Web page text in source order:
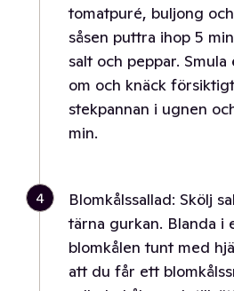
tomatpuré, buljong
såsen puttra ihop 5
salt och peppar.
om och knäck
stekpannan i ugnen
min.
4
Blomkålssallad: Skölj
tärna gurkan. Blanda i
blomkålen tunt med
att du får ett